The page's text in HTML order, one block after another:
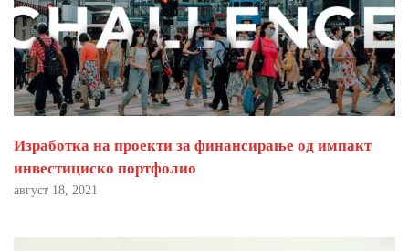
Изработка на проекти за финансирање од импакт
инвестициско портфолио
август 18, 2021